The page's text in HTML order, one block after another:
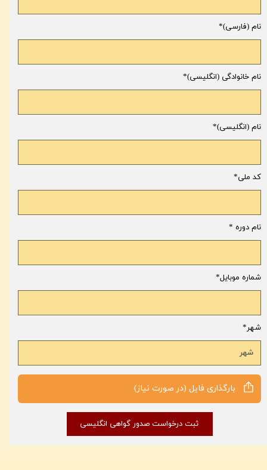
نام (فارسی)
نام (انگلیسی)
نام خانوادگی (انگلیسی)
کد ملی
نام دوره
ثبت درخواست صدور گواهی انگلیسی
شماره موبایل
شهر
بارگذاری فايل (در صورت نیاز)